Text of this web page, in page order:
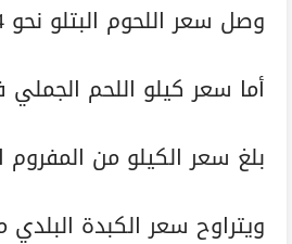
وصل سعر اللحوم البتلو نحو 422.44 جنيه.
أما سعر كيلو اللحم الجملي فيتراوح
بلغ سعر الكيلو من المفروم البلدي ما
ويتراوح سعر الكبدة البلدي ما بين 300